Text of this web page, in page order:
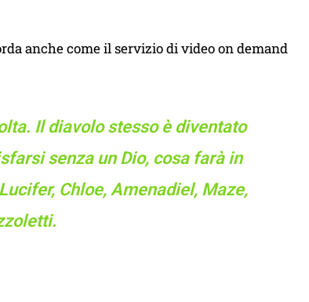
anche come il servizio di video on demand
Il diavolo stesso è diventato
senza un Dio, cosa farà in
Chloe, Amenadiel, Maze,